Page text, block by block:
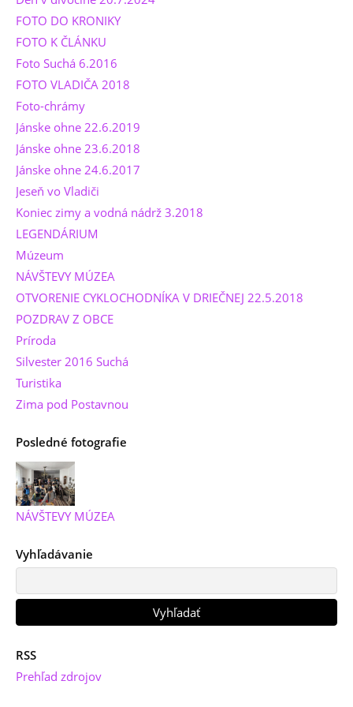
FOTO DO KRONIKY
FOTO K ČLÁNKU
Foto Suchá 6.2016
FOTO VLADIČA 2018
Foto-chrámy
Jánske ohne 22.6.2019
Jánske ohne 23.6.2018
Jánske ohne 24.6.2017
Jeseň vo Vladiči
Koniec zimy a vodná nádrž 3.2018
LEGENDÁRIUM
Múzeum
NÁVŠTEVY MÚZEA
OTVORENIE CYKLOCHODNÍKA V DRIEČNEJ 22.5.2018
POZDRAV Z OBCE
Príroda
Silvester 2016 Suchá
Turistika
Zima pod Postavnou
Posledné fotografie
NÁVŠTEVY MÚZEA
Vyhľadávanie
RSS
Prehľad zdrojov